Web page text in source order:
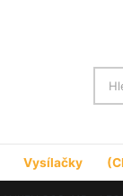
Vysílačky